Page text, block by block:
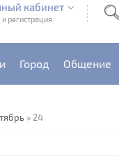
кабинет
регистрация
Город Общение
» 24